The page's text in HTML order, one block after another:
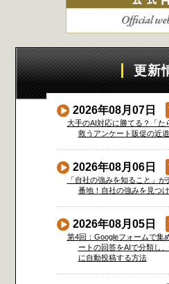
更新
2026年08月07日
大手のAI対応に勝てる？「た
救うアンケート販促の近道
2026年08月06日
「自社の強みを知ること」
番地！自社の強みを見つ
2026年08月05日
第4回：Googleフォームで集
ートの回答をAIで分類し
に自動投稿する方法